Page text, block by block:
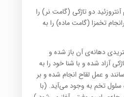
آنتروزئید دو تاژکی (گامت نر) را
تخمزا (گامت ماده) را به
دهانه‌ی آن باز شده و
آزاد شده و با شنا خود را به
و عمل لقاح انجام شده و بر
سلول تخم به وجود می‌آید. (با